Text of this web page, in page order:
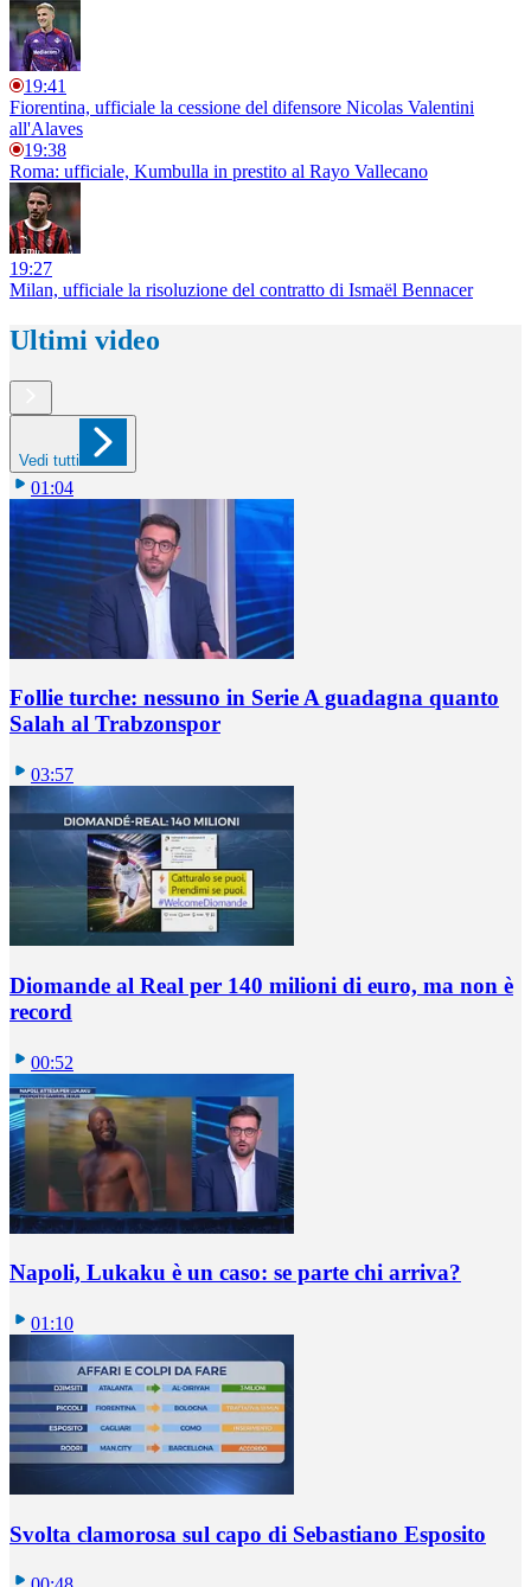
19:41
Fiorentina, ufficiale la cessione del difensore Nicolas Valentini
all'Alaves
19:38
Roma: ufficiale, Kumbulla in prestito al Rayo Vallecano
19:27
Milan, ufficiale la risoluzione del contratto di Ismaël Bennacer
Ultimi video
Vedi tutti
01:04
Follie turche: nessuno in Serie A guadagna quanto
Salah al Trabzonspor
03:57
Diomande al Real per 140 milioni di euro, ma non è
record
00:52
Napoli, Lukaku è un caso: se parte chi arriva?
01:10
Svolta clamorosa sul capo di Sebastiano Esposito